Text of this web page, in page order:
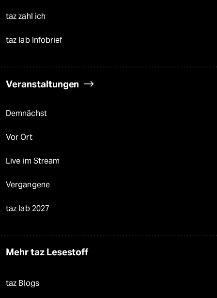
taz zahl ich
taz lab Infobrief
Veranstaltungen
Demnächst
Vor Ort
Live im Stream
Vergangene
taz lab 2027
Mehr taz Lesestoff
taz Blogs